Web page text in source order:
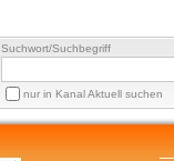
Suchwort/Suchbegriff
nur in Kanal Aktuell suchen